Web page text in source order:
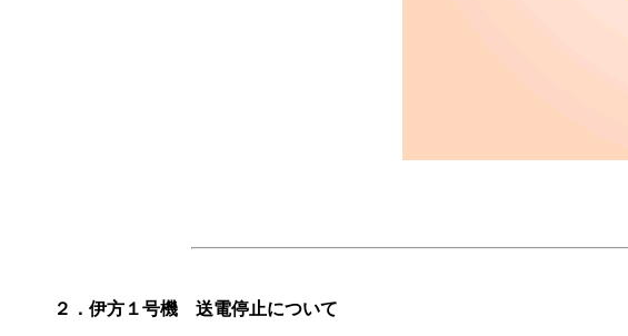
２．伊方１号機 送電停止について